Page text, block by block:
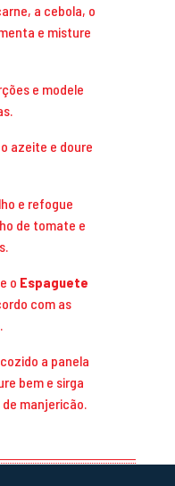
a cebola, o
e misture
e modele
azeite e doure
e refogue
de tomate e
o Espaguete
com as
a panela
bem e sirga
manjericão.